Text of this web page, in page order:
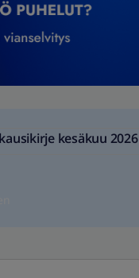
kesäkuu 2026